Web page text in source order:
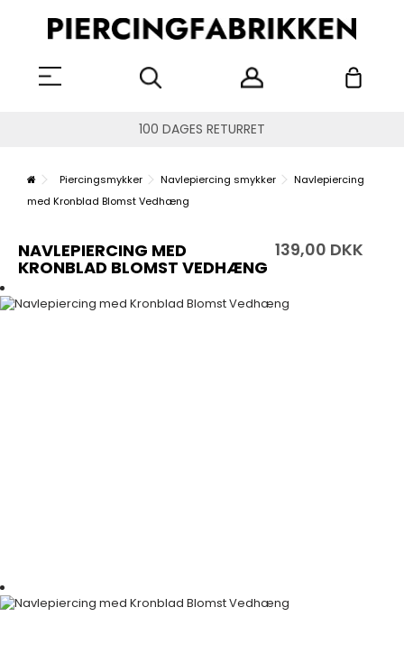
100 DAGES RETURRET
Piercingsmykker Navlepiercing smykker
Navlepiercing
med Kronblad Blomst Vedhæng
NAVLEPIERCING MED
KRONBLAD BLOMST VEDHÆNG
139,00 DKK